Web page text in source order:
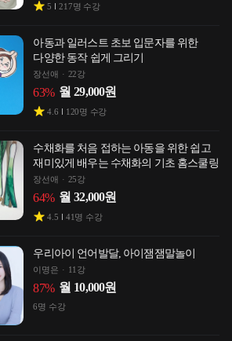
5 217명 수강
아동과 일러스트 초보 입문자를 위한
다양한 동작 쉽게 그리기
장선애 22강
63% 월 29,000원
4.6 120명 수강
수채화를 처음 접하는 아동을 위한 쉽고
재미있게 배우는 수채화의 기초 홈스쿨링
장선애 25강
64% 월 32,000원
4.5 41명 수강
우리아이 언어발달, 아이잼잼말놀이
이명은 11강
87% 월 10,000원
6명 수강